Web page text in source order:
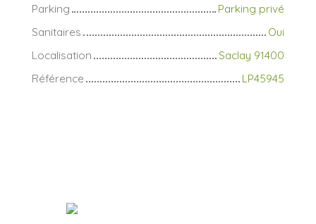
Parking
Parking privé
Sanitaires
Oui
Localisation
Saclay 91400
Référence
LP45945